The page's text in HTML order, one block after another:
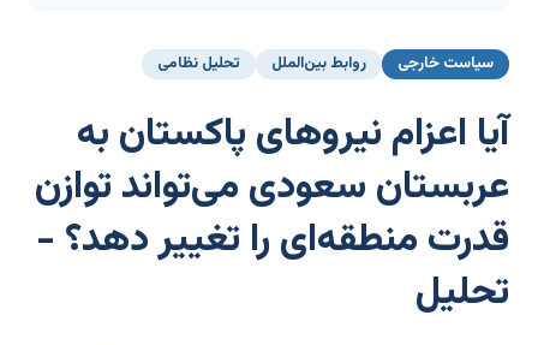
سیاست خارجی روابط بین‌الملل تحلیل نظامی
آیا اعزام نیروهای پاکستان به
عربستان سعودی می‌تواند توازن
قدرت منطقه‌ای را تغییر دهد؟ -
تحلیل